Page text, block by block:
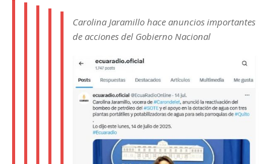
Carolina Jaramillo hace anuncios importantes
de acciones del Gobierno Nacional